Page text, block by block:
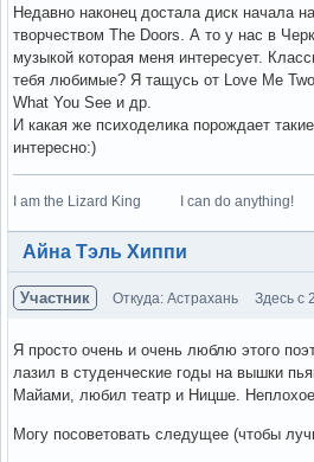
Недавно наконец достала диск начала
творчеством The Doors. А то у нас в
музыкой которая меня интересует.
тебя любимые? Я тащусь от Love Me
What You See и др.
И какая же психоделика порождает
интересно:)
I am the Lizard King I can do anything!
Вне форума
Айна Тэль Хиппи
Участник Откуда: Астрахань Здесь с
Я просто очень и очень люблю этого
лазил в студенческие годы на вышки
Майами, любил театр и Ницше. Неплохое
Могу посоветовать следущее (чтобы